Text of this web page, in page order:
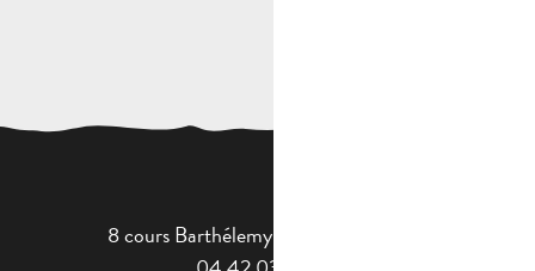
8 cours Barthélemy - 13400 Aubagne